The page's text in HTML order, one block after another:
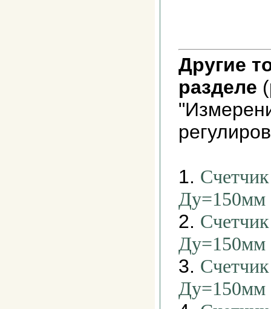
Другие
разделе
1.
Ду=150мм
2.
Ду=150мм
3.
Ду=150мм